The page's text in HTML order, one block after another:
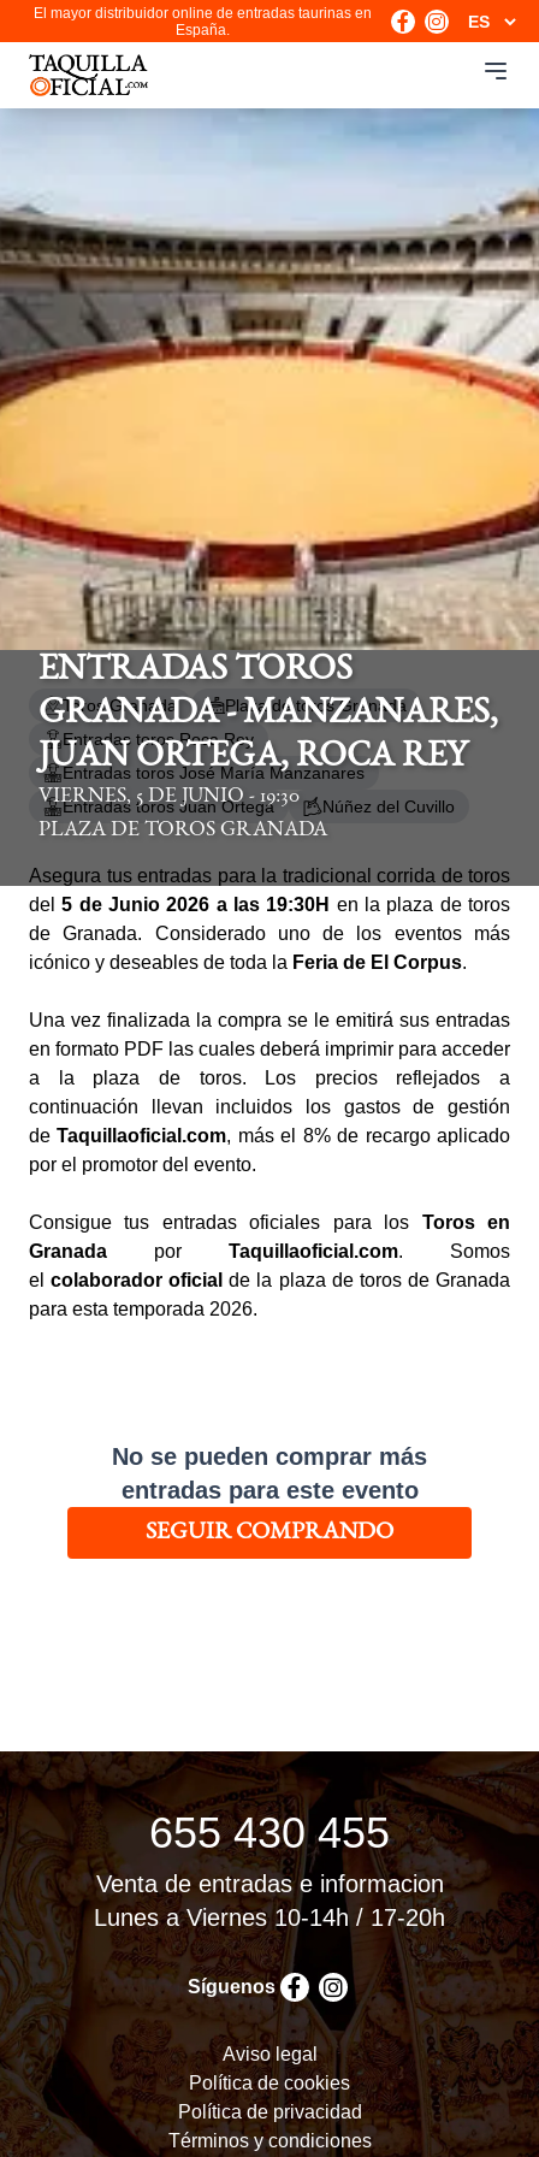
El mayor distribuidor online de entradas taurinas en
España.
ENTRADAS TOROS
GRANADA - MANZANARES,
JUAN ORTEGA, ROCA REY
VIERNES, 5 DE JUNIO - 19:30
PLAZA DE TOROS GRANADA
Toros Granada
Plaza de toros Granada
Entradas toros Roca Rey
Entradas toros José María Manzanares
Entradas toros Juan Ortega
Núñez del Cuvillo
Asegura tus entradas para la tradicional corrida de toros
del 5 de Junio 2026 a las 19:30H en la plaza de toros
de Granada. Considerado uno de los eventos más
icónico y deseables de toda la Feria de El Corpus.
Una vez finalizada la compra se le emitirá sus entradas
en formato PDF las cuales deberá imprimir para acceder
a la plaza de toros. Los precios reflejados a
continuación llevan incluidos los gastos de gestión
deTaquillaoficial.com, más el 8% de recargo aplicado
por el promotor del evento.
Consigue tus entradas oficiales para los Toros en
Granada por Taquillaoficial.com. Somos
elcolaborador oficial de la plaza de toros de Granada
para esta temporada 2026.
No se pueden comprar más
entradas para este evento
SEGUIR COMPRANDO
655 430 455
Venta de entradas e informacion
Lunes a Viernes 10-14h / 17-20h
Síguenos
Aviso legal
Política de cookies
Política de privacidad
Términos y condiciones